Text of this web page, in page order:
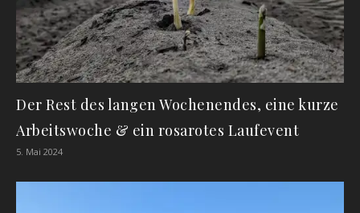
Der Rest des langen Wochenendes, eine kurze
Arbeitswoche & ein rosarotes Laufevent
5. Mai 2024